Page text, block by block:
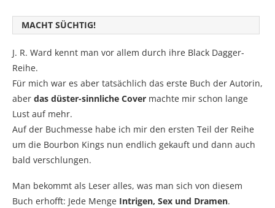
MACHT SÜCHTIG!
J. R. Ward kennt man vor allem durch ihre Black Dagger-
Reihe.
Für mich war es aber tatsächlich das erste Buch der Autorin,
aber das düster-sinnliche Cover machte mir schon lange
Lust auf mehr.
Auf der Buchmesse habe ich mir den ersten Teil der Reihe
um die Bourbon Kings nun endlich gekauft und dann auch
bald verschlungen.
Man bekommt als Leser alles, was man sich von diesem
Buch erhofft: Jede Menge Intrigen, Sex und Dramen.